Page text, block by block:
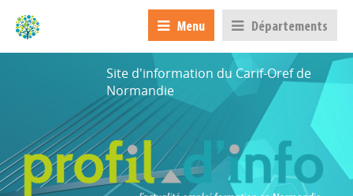
Menu Départements
Site d'information du Carif-Oref de
Normandie